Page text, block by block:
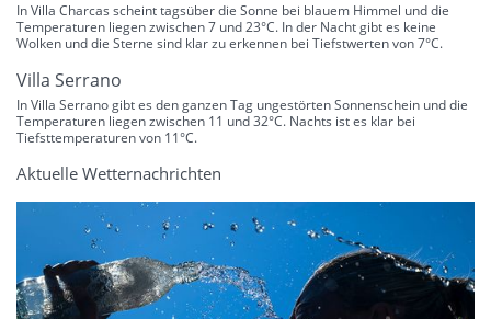
In Villa Charcas scheint tagsüber die Sonne bei blauem Himmel und die
Temperaturen liegen zwischen 7 und 23°C. In der Nacht gibt es keine
Wolken und die Sterne sind klar zu erkennen bei Tiefstwerten von 7°C.
Villa Serrano
In Villa Serrano gibt es den ganzen Tag ungestörten Sonnenschein und die
Temperaturen liegen zwischen 11 und 32°C. Nachts ist es klar bei
Tiefsttemperaturen von 11°C.
Aktuelle Wetternachrichten